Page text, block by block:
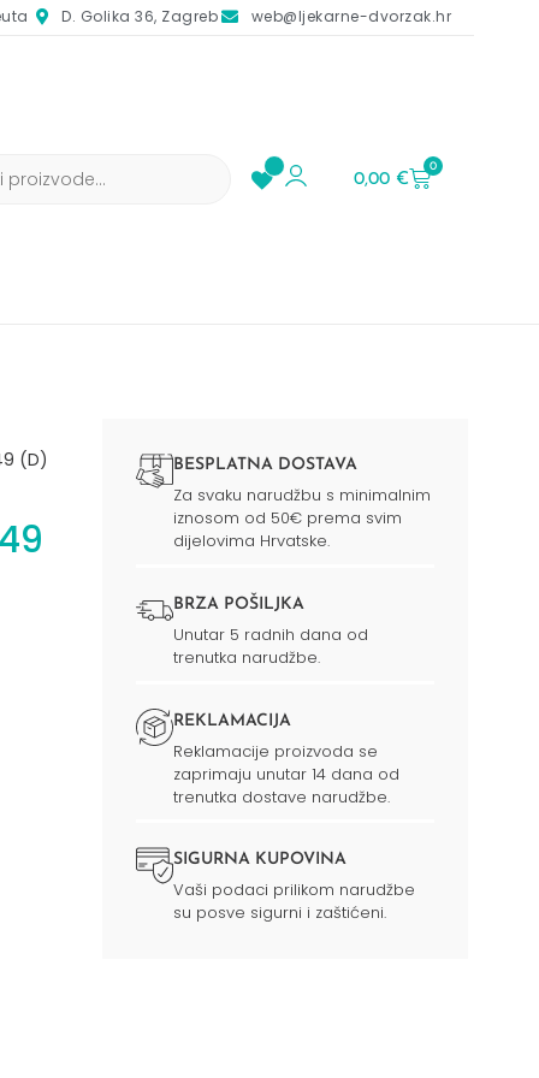
D. Golika 36, Zagreb web@ljekarne-dvorzak.hr
0,00€
0
(D)
BESPLATNA DOSTAVA
Za svaku narudžbu s minimalnim
iznosom od 50€ prema svim
dijelovima Hrvatske.
BRZA POŠILJKA
Unutar 5 radnih dana od
trenutka narudžbe.
REKLAMACIJA
Reklamacije proizvoda se
zaprimaju unutar 14 dana od
trenutka dostave narudžbe.
SIGURNA KUPOVINA
Vaši podaci prilikom narudžbe
su posve sigurni i zaštićeni.